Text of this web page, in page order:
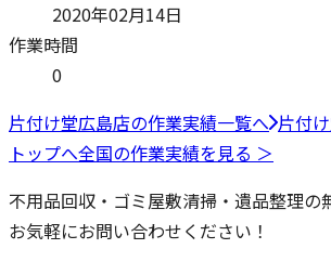
2020年02月14日
作業時間
0
片付け堂広島店の作業実績一覧へ 片付
トップへ全国の作業実績を見る ＞
不用品回収・ゴミ屋敷清掃・遺品整理の
お気軽にお問い合わせください！